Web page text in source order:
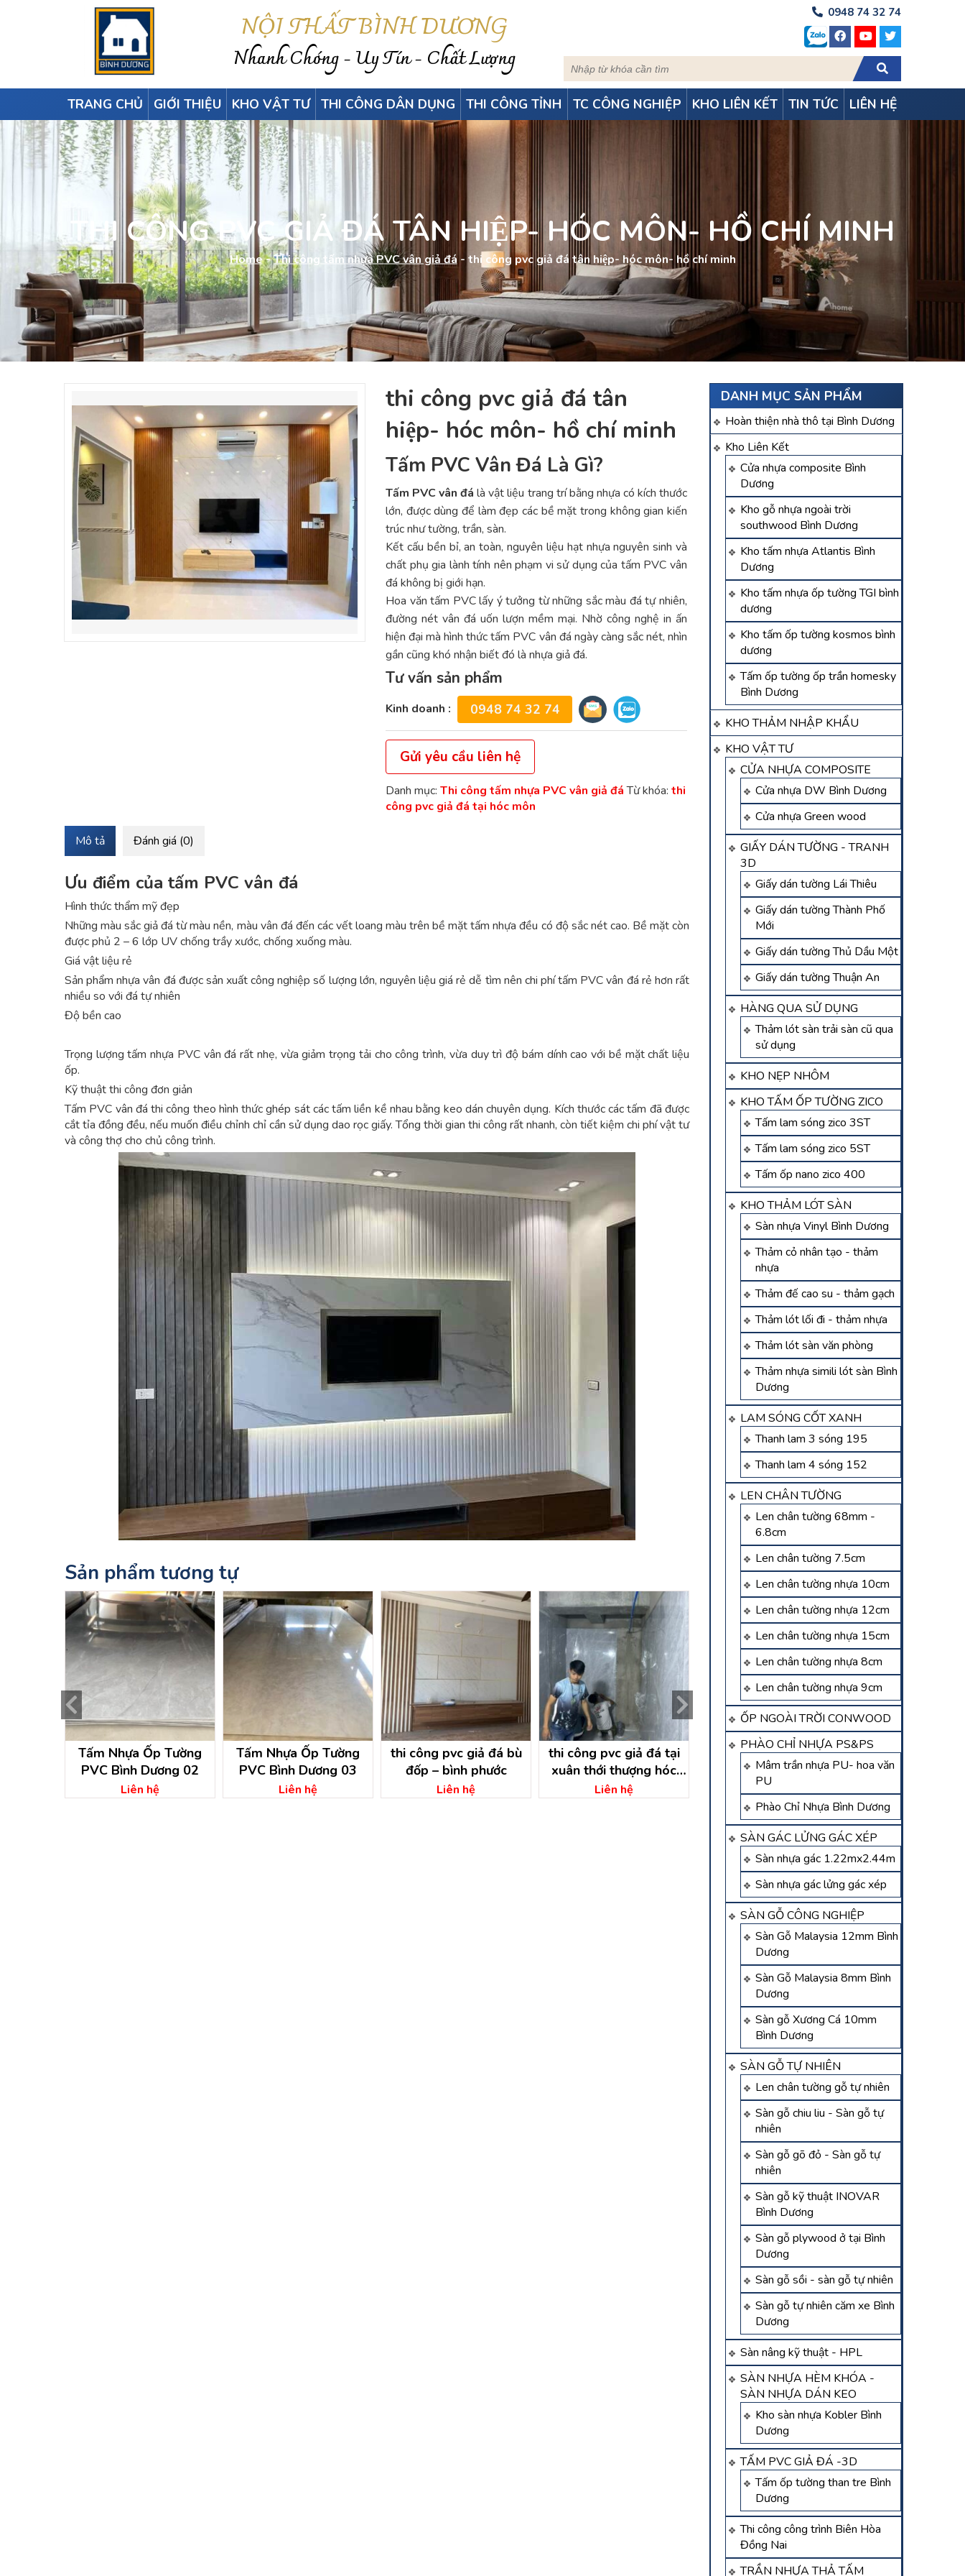
NỘI THẤT BÌNH DƯƠNG
Nhanh Chóng - Uy Tín - Chất Lượng
0948 74 32 74
TRANG CHỦ GIỚI THIỆU KHO VẬT TƯ THI CÔNG DÂN DỤNG THI CÔNG TỈNH TC CÔNG NGHIỆP KHO LIÊN KẾT TIN TỨC LIÊN HỆ
THI CÔNG PVC GIẢ ĐÁ TÂN HIỆP- HÓC MÔN- HỒ CHÍ MINH
Home-Thi công tấm nhựa PVC vân giả đá- thi công pvc giả đá tân hiệp- hóc môn- hồ chí minh
DANH MỤC SẢN PHẨM
Hoàn thiện nhà thô tại Bình Dương
Kho Liên Kết
Cửa nhựa composite Bình
Dương
Kho gỗ nhựa ngoài trời
southwood Bình Dương
Kho tấm nhựa Atlantis Bình
Dương
Kho tấm nhựa ốp tường TGI bình
dương
Kho tấm ốp tường kosmos bình
dương
Tấm ốp tường ốp trần homesky
Bình Dương
KHO THẢM NHẬP KHẨU
KHO VẬT TƯ
CỬA NHỰA COMPOSITE
Cửa nhựa DW Bình Dương
Cửa nhựa Green wood
GIẤY DÁN TƯỜNG - TRANH
3D
Giấy dán tường Lái Thiêu
Giấy dán tường Thành Phố
Mới
Giấy dán tường Thủ Dầu Một
Giấy dán tường Thuận An
HÀNG QUA SỬ DỤNG
Thảm lót sàn trải sàn cũ qua
sử dụng
KHO NẸP NHÔM
KHO TẤM ỐP TƯỜNG ZICO
Tấm lam sóng zico 3ST
Tấm lam sóng zico 5ST
Tấm ốp nano zico 400
KHO THẢM LÓT SÀN
Sàn nhựa Vinyl Bình Dương
Thảm cỏ nhân tạo - thảm
nhựa
Thảm đế cao su - thảm gạch
Thảm lót lối đi - thảm nhựa
Thảm lót sàn văn phòng
Thảm nhựa simili lót sàn Bình
Dương
LAM SÓNG CỐT XANH
Thanh lam 3 sóng 195
Thanh lam 4 sóng 152
LEN CHÂN TƯỜNG
Len chân tường 68mm -
6.8cm
Len chân tường 7.5cm
Len chân tường nhựa 10cm
Len chân tường nhựa 12cm
Len chân tường nhựa 15cm
Len chân tường nhựa 8cm
Len chân tường nhựa 9cm
ỐP NGOÀI TRỜI CONWOOD
PHÀO CHỈ NHỰA PS&PS
Mâm trần nhựa PU- hoa văn
PU
Phào Chỉ Nhựa Bình Dương
SÀN GÁC LỬNG GÁC XÉP
Sàn nhựa gác 1.22mx2.44m
Sàn nhựa gác lửng gác xép
SÀN GỖ CÔNG NGHIỆP
Sàn Gỗ Malaysia 12mm Bình
Dương
Sàn Gỗ Malaysia 8mm Bình
Dương
Sàn gỗ Xương Cá 10mm
Bình Dương
SÀN GỖ TỰ NHIÊN
Len chân tường gỗ tự nhiên
Sàn gỗ chiu liu - Sàn gỗ tự
nhiên
Sàn gỗ gõ đỏ - Sàn gỗ tự
nhiên
Sàn gỗ kỹ thuật INOVAR
Bình Dương
Sàn gỗ plywood ở tại Bình
Dương
Sàn gỗ sồi - sàn gỗ tự nhiên
Sàn gỗ tự nhiên căm xe Bình
Dương
Sàn nâng kỹ thuật - HPL
SÀN NHỰA HÈM KHÓA -
SÀN NHỰA DÁN KEO
Kho sàn nhựa Kobler Bình
Dương
TẤM PVC GIẢ ĐÁ -3D
Tấm ốp tường than tre Bình
Dương
Thi công công trình Biên Hòa
Đồng Nai
TRẦN NHỰA THẢ TẤM
thi công pvc giả đá tân
hiệp- hóc môn- hồ chí minh
Tấm PVC Vân Đá Là Gì?
Tấm PVC vân đá là vật liệu trang trí bằng nhựa có kích thước
lớn, được dùng để làm đẹp các bề mặt trong không gian kiến
trúc như tường, trần, sàn.
Kết cấu bền bỉ, an toàn, nguyên liệu hạt nhựa nguyên sinh và
chất phụ gia lành tính nên phạm vi sử dụng của tấm PVC vân
đá không bị giới hạn.
Hoa văn tấm PVC lấy ý tưởng từ những sắc màu đá tự nhiên,
đường nét vân đá uốn lượn mềm mại. Nhờ công nghệ in ấn
hiện đại mà hình thức tấm PVC vân đá ngày càng sắc nét, nhìn
gần cũng khó nhận biết đó là nhựa giả đá.
Tư vấn sản phẩm
Kinh doanh : 0948 74 32 74
Gửi yêu cầu liên hệ
Danh mục: Thi công tấm nhựa PVC vân giả đá Từ khóa: thi
công pvc giả đá tại hóc môn
Mô tả Đánh giá (0)
Ưu điểm của tấm PVC vân đá
Hình thức thẩm mỹ đẹp
Những màu sắc giả đá từ màu nền, màu vân đá đến các vết loang màu trên bề mặt tấm nhựa đều có độ sắc nét cao. Bề mặt còn
được phủ 2 – 6 lớp UV chống trầy xước, chống xuống màu.
Giá vật liệu rẻ
Sản phẩm nhựa vân đá được sản xuất công nghiệp số lượng lớn, nguyên liệu giá rẻ dễ tìm nên chi phí tấm PVC vân đá rẻ hơn rất
nhiều so với đá tự nhiên
Độ bền cao
Trọng lượng tấm nhựa PVC vân đá rất nhẹ, vừa giảm trọng tải cho công trình, vừa duy trì độ bám dính cao với bề mặt chất liệu
ốp.
Kỹ thuật thi công đơn giản
Tấm PVC vân đá thi công theo hình thức ghép sát các tấm liền kề nhau bằng keo dán chuyên dụng. Kích thước các tấm đã được
cắt tỉa đồng đều, nếu muốn điều chỉnh chỉ cần sử dụng dao rọc giấy. Tổng thời gian thi công rất nhanh, còn tiết kiệm chi phí vật tư
và công thợ cho chủ công trình.
Sản phẩm tương tự
Tấm Nhựa Ốp Tường
PVC Bình Dương 02
Liên hệ
Tấm Nhựa Ốp Tường
PVC Bình Dương 03
Liên hệ
thi công pvc giả đá bù
đốp – bình phước
Liên hệ
thi công pvc giả đá tại
xuân thới thượng hóc
môn – hồ chí minh. thi
Liên hệ
thi công pvc giả đá tại
tân thới nhị hóc môn- hồ
chí minh
Liên hệ
thi công pvc giả
thanh tuyền